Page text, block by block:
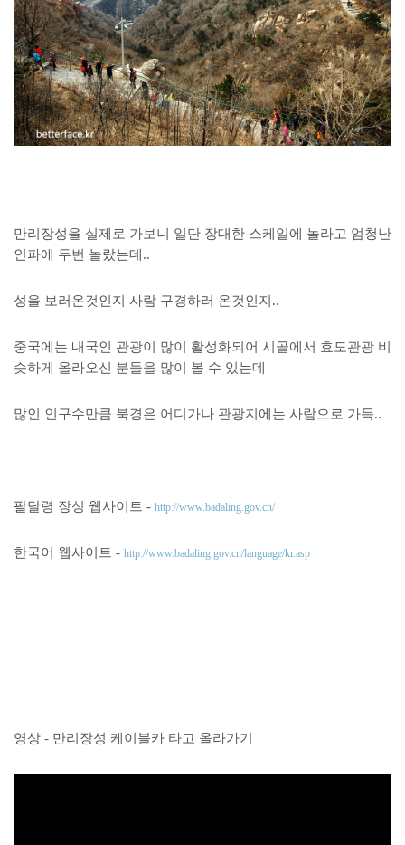
만리장성을 실제로 가보니 일단 장대한 스케일에 놀라고 엄청난
인파에 두번 놀랐는데..
성을 보러온것인지 사람 구경하러 온것인지..
중국에는 내국인 관광이 많이 활성화되어 시골에서 효도관광 비
슷하게 올라오신 분들을 많이 볼 수 있는데
많인 인구수만큼 북경은 어디가나 관광지에는 사람으로 가득..
팔달령 장성 웹사이트 - http://www.badaling.gov.cn/
한국어 웹사이트 - http://www.badaling.gov.cn/language/kr.asp
영상 - 만리장성 케이블카 타고 올라가기